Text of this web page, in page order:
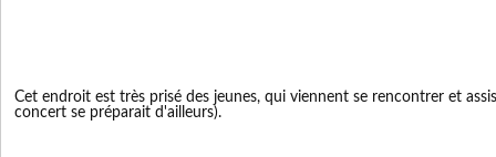
Cet endroit est très prisé des jeunes, qui viennent se rencontrer et
concert se préparait d'ailleurs).